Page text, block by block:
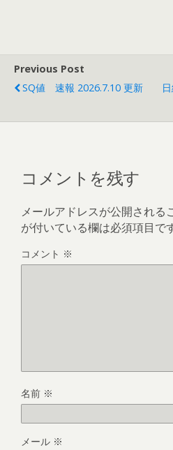
Previous Post
SQ値 速報 2026.7.10 更新
コメントを残す
メールアドレスが公開される
が付いている欄は必須項目で
コメント ※
名前 ※
メール ※